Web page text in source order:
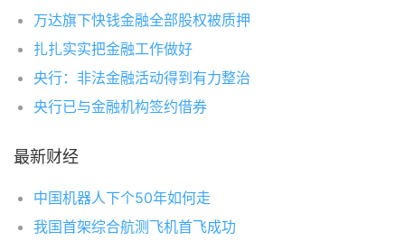
万达旗下快钱金融全部股权被质押
扎扎实实把金融工作做好
央行：非法金融活动得到有力整治
央行已与金融机构签约借券
最新财经
中国机器人下个50年如何走
我国首架综合航测飞机首飞成功